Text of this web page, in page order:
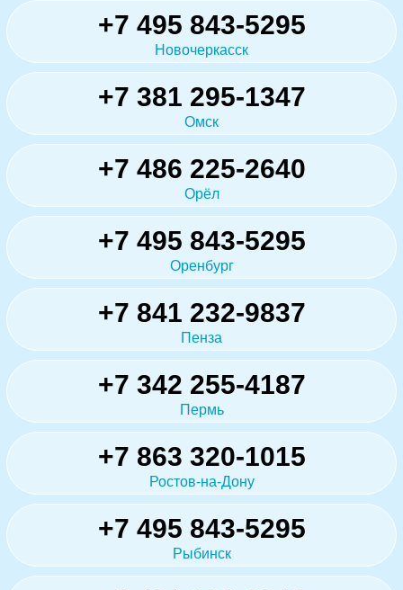
+7 495 843-5295
Новочеркасск
+7 381 295-1347
Омск
+7 486 225-2640
Орёл
+7 495 843-5295
Оренбург
+7 841 232-9837
Пенза
+7 342 255-4187
Пермь
+7 863 320-1015
Ростов-на-Дону
+7 495 843-5295
Рыбинск